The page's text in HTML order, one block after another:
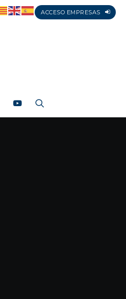
ACCESO EMPRESAS